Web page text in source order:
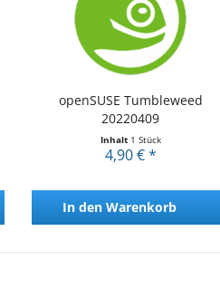
openSUSE Tumbleweed
20220409
Inhalt 1 Stück
4,90 € *
In den Warenkorb